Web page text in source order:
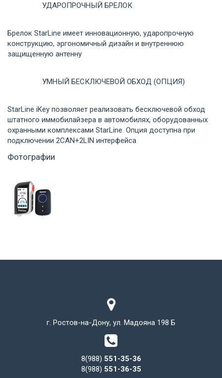
УДАРОПРОЧНЫЙ БРЕЛОК
Брелок StarLine имеет инновационную, ударопрочную
конструкцию, эргономичный дизайн и внутреннюю
защищенную антенну
УМНЫЙ БЕСКЛЮЧЕВОЙ ОБХОД (ОПЦИЯ)
StarLine iKey позволяет реализовать бесключевой обход
штатного иммобилайзера в автомобилях, оборудованных
охранными комплексами StarLine. Опция доступна при
подключении 2CAN+2LIN интерфейса
Фотографии
г. Ростов-на-Дону, ул. Мадояна 198 Б
8(988) 551-35-36
8(988) 551-36-35